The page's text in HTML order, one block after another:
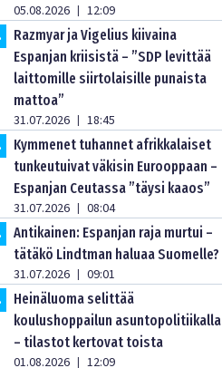
05.08.2026 | 12:09
Razmyar ja Vigelius kiivaina
Espanjan kriisistä – ”SDP levittää
laittomille siirtolaisille punaista
mattoa”
31.07.2026 | 18:45
.
Kymmenet tuhannet afrikkalaiset
tunkeutuivat väkisin Eurooppaan –
Espanjan Ceutassa ”täysi kaaos”
31.07.2026 | 08:04
Antikainen: Espanjan raja murtui –
tätäkö Lindtman haluaa Suomelle?
31.07.2026 | 09:01
Heinäluoma selittää
koulushoppailun asuntopolitiikalla
– tilastot kertovat toista
01.08.2026 | 12:09